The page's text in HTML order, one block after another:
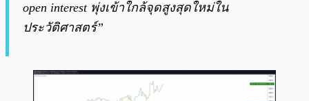
open interest พุ่งเข้าใกล้จุดสูงสุดใหม่ใน
ประวัติศาสตร์”